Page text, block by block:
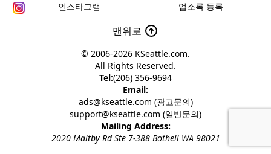
인스타그램 업소록 등록
맨위로
© 2006-2026 KSeattle.com.
All Rights Reserved.
Tel:(206) 356-9694
Email:
ads@kseattle.com (광고문의)
support@kseattle.com (일반문의)
Mailing Address:
2020 Maltby Rd Ste 7-388 Bothell WA 98021